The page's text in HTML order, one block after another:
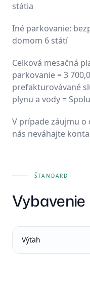
státia
Iné parkovanie:
domom 6 státí
Celková mesačná
parkovanie = 3
prefakturovávané
plynu a vody =
V prípade záujmu
nás neváhajte
ŠTANDARD
Vybavenie
Výťah